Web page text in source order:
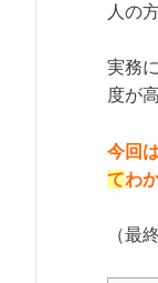
人の
実務
度が
今回は
てわ
（最